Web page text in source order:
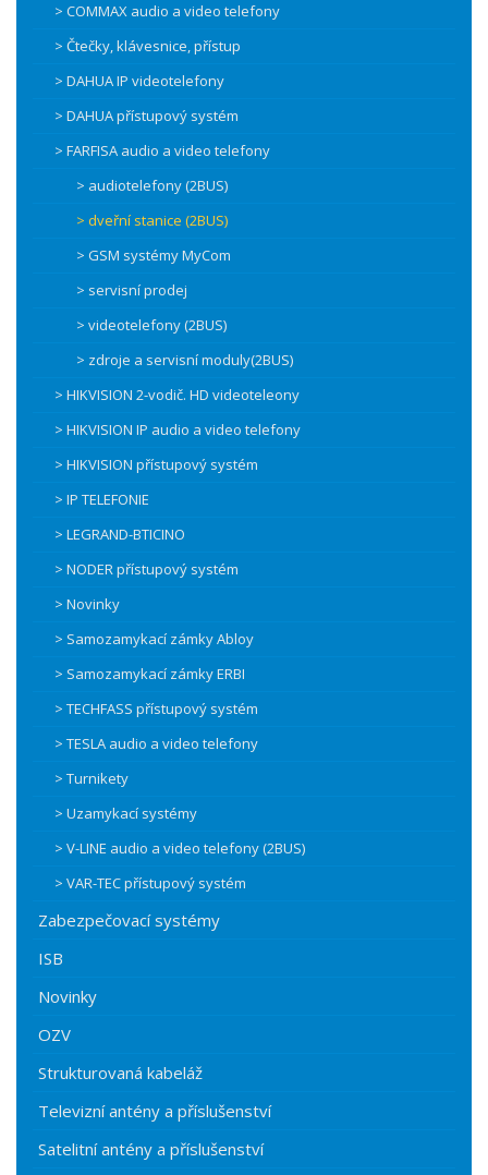
> COMMAX audio a video telefony
> Čtečky, klávesnice, přístup
> DAHUA IP videotelefony
> DAHUA přístupový systém
> FARFISA audio a video telefony
> audiotelefony (2BUS)
> dveřní stanice (2BUS)
> GSM systémy MyCom
> servisní prodej
> videotelefony (2BUS)
> zdroje a servisní moduly(2BUS)
> HIKVISION 2-vodič. HD videoteleony
> HIKVISION IP audio a video telefony
> HIKVISION přístupový systém
> IP TELEFONIE
> LEGRAND-BTICINO
> NODER přístupový systém
> Novinky
> Samozamykací zámky Abloy
> Samozamykací zámky ERBI
> TECHFASS přístupový systém
> TESLA audio a video telefony
> Turnikety
> Uzamykací systémy
> V-LINE audio a video telefony (2BUS)
> VAR-TEC přístupový systém
Zabezpečovací systémy
ISB
Novinky
OZV
Strukturovaná kabeláž
Televizní antény a příslušenství
Satelitní antény a příslušenství